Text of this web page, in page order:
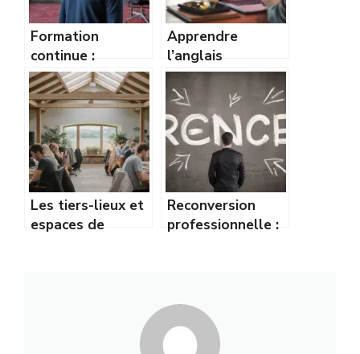
Formation
continue :
comment rester
compétitif sur le
marché du travail
?
Apprendre
l’anglais
professionnel :
les meilleures
méthodes
financées
Les tiers-lieux et
espaces de
Reconversion
professionnelle :